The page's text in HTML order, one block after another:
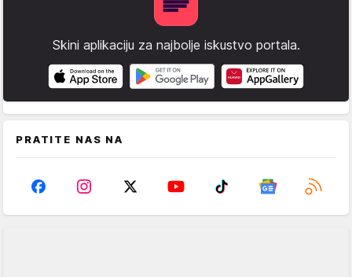
Skini aplikaciju za najbolje iskustvo portala.
PRATITE NAS NA